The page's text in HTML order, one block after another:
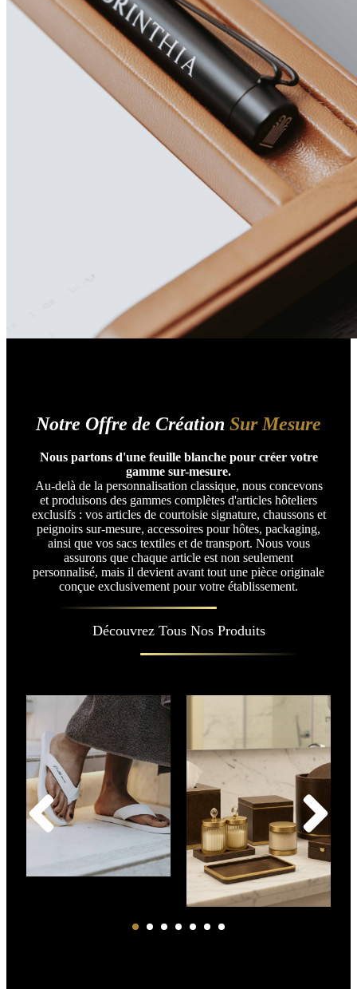
Notre Offre de Création Sur Mesure
Nous partons d'une feuille blanche pour créer votre
gamme sur-mesure.
Au-delà de la personnalisation classique, nous concevons
et produisons des gammes complètes d'articles hôteliers
exclusifs : vos articles de courtoisie signature, chaussons et
peignoirs sur-mesure, accessoires pour hôtes, packaging,
ainsi que vos sacs textiles et de transport. Nous vous
assurons que chaque article est non seulement
personnalisé, mais il devient avant tout une pièce originale
conçue exclusivement pour votre établissement.
Découvrez Tous Nos Produits